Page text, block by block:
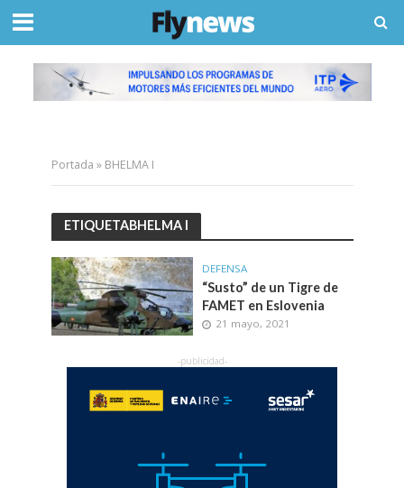
Portada » BHELMA I
ETIQUETABHELMA I
DEFENSA
“Susto” de un Tigre de
FAMET en Eslovenia
21 mayo, 2021